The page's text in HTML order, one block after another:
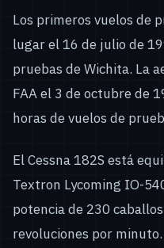
Los primeros vuelos de
lugar el 16 de julio de
pruebas de Wichita. La
FAA el 3 de octubre de
horas de vuelos de
El Cessna 182S está
Textron Lycoming IO-
potencia de 230
revoluciones por